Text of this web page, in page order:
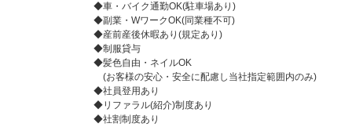
◆車・バイク通勤OK(駐車場あり)
◆副業・WワークOK(同業種不可)
◆産前産後休暇あり(規定あり)
◆制服貸与
◆髪色自由・ネイルOK
(お客様の安心・安全に配慮し当社指定範囲内のみ)
◆社員登用あり
◆リファラル(紹介)制度あり
◆社割制度あり